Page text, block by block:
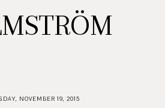
NOVEMBER 19, 2015